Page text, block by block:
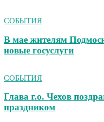
СОБЫТИЯ
В мае жителям
новые госуслуги
СОБЫТИЯ
Глава г.о. Чехов
праздником